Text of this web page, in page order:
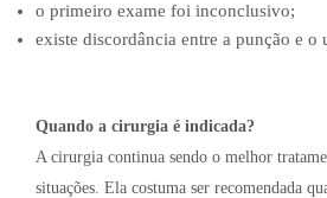
o primeiro exame foi inconclusivo;
existe discordância entre a punção e o
Quando a cirurgia é indicada?
A cirurgia continua sendo o melhor
situações. Ela costuma ser recomendada